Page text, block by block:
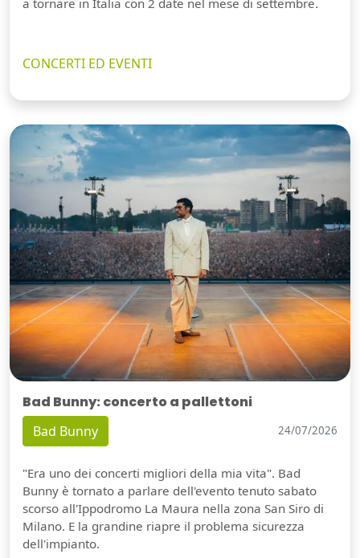
a tornare in Italia con 2 date nel mese di settembre.
CONCERTI ED EVENTI
Bad Bunny: concerto a pallettoni
Bad Bunny 24/07/2026
"Era uno dei concerti migliori della mia vita". Bad
Bunny è tornato a parlare dell'evento tenuto sabato
scorso all'Ippodromo La Maura nella zona San Siro di
Milano. E la grandine riapre il problema sicurezza
dell'impianto.